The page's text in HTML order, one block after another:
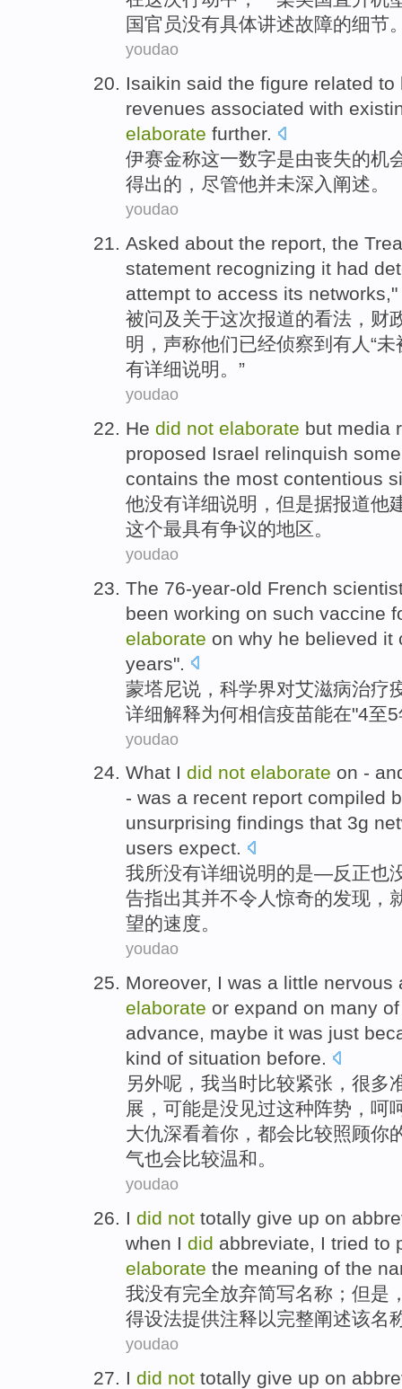
国官员没有具体讲述故障的细节
youdao
Isaikin said the figure related
revenues associated with
elaborate further.
伊赛金称这一数字是由丧失的机
得出的， 尽管他并未深入 阐述。
youdao
Asked about the report, the
statement recognizing it had
attempt to access its networks,"
被问及 关于这次报道的看法， 财
明 ，声称他们已经侦察到有人 “未
有详细说明。”
youdao
He did not elaborate but media
proposed Israel relinquish
contains the most contentious
他没有详细说明 ， 但是据报道他
这个最具有争议的地区。
youdao
The 76-year-old French
been working on such vaccine
elaborate on why he believed it
years".
蒙塔尼说 ，科学界对艾滋病治疗
详细解释为何相信疫苗能在"4至
youdao
What I did not elaborate on -
- was a recent report compiled
unsurprising findings that 3g
users expect.
我所没有详细说明的是—反正也
告指出其并不令人惊奇的发现 ，
望的速度。
youdao
Moreover, I was a little nervous
elaborate or expand on many of
advance, maybe it was just
kind of situation before.
另外呢 ， 我当时比较紧张， 很多
展 ， 可能是没见过这种阵势，呵
大仇深看着你，都会比较照顾你
气也会比较温和。
youdao
I did not totally give up on
when I did abbreviate, I tried to
elaborate the meaning of the
我没有完全放弃简写名称 ； 但是
得设法提供注释以完整阐述该名
youdao
I did not totally give up on